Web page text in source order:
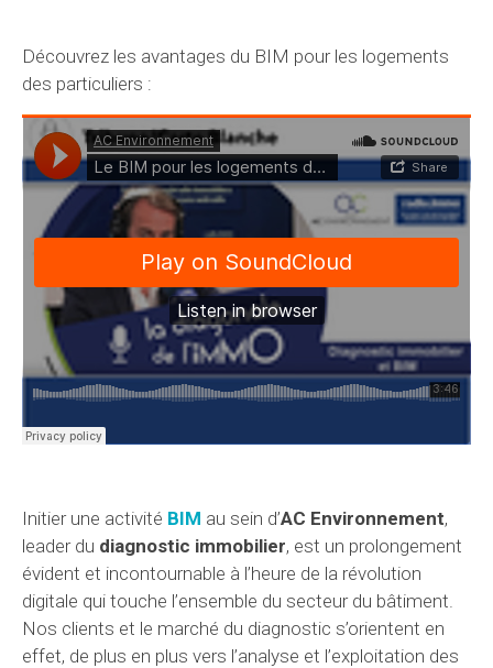
Découvrez les avantages du BIM pour les logements
des particuliers :
Initier une activité BIM au sein d’AC Environnement,
leader du diagnostic immobilier, est un prolongement
évident et incontournable à l’heure de la révolution
digitale qui touche l’ensemble du secteur du bâtiment.
Nos clients et le marché du diagnostic s’orientent en
effet, de plus en plus vers l’analyse et l’exploitation des